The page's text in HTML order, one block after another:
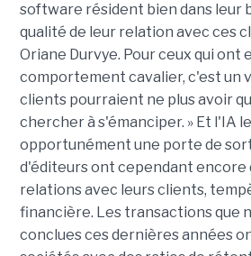
software résident bien dans leur
qualité de leur relation avec ces
Oriane Durvye. Pour ceux qui ont
comportement cavalier, c'est un
clients pourraient ne plus avoir
chercher à s'émanciper. » Et l'IA
opportunément une porte de
d'éditeurs ont cependant encore
relations avec leurs clients,
financière. Les transactions que
conclues ces dernières années